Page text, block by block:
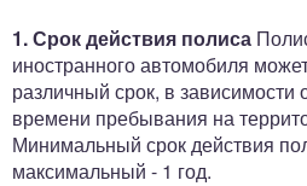
1. Срок действия полиса
иностранного автомобиля
различный срок, в зависимости
времени пребывания на
Минимальный срок действия
максимальный - 1 год.